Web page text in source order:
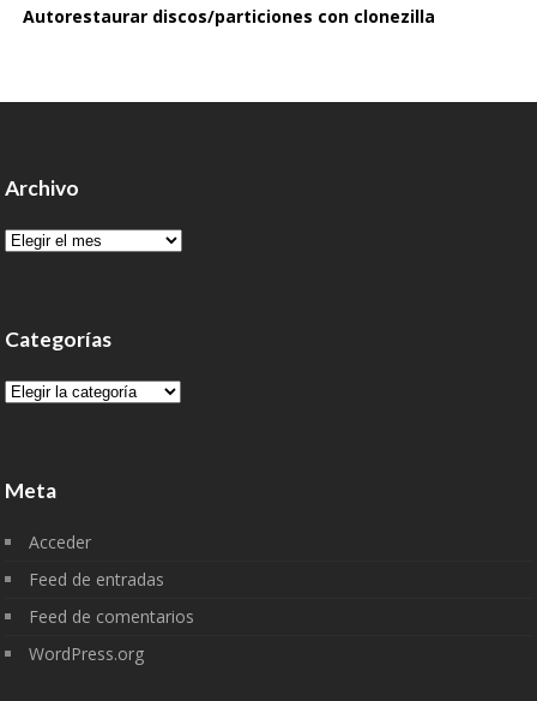
Autorestaurar discos/particiones con clonezilla
Archivo
Archivo
Categorías
Categorías
Meta
Acceder
Feed de entradas
Feed de comentarios
WordPress.org